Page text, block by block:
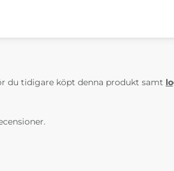
5 ANTAL BETYG 0
du tidigare köpt denna produkt samt